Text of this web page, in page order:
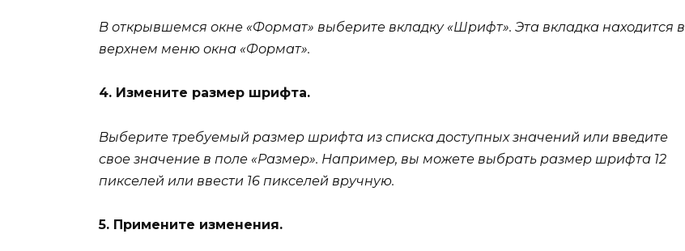
В открывшемся окне «Формат» выберите вкладку «Шрифт». Эта вкладка находится в
верхнем меню окна «Формат».
4. Измените размер шрифта.
Выберите требуемый размер шрифта из списка доступных значений или введите
свое значение в поле «Размер». Например, вы можете выбрать размер шрифта 12
пикселей или ввести 16 пикселей вручную.
5. Примените изменения.